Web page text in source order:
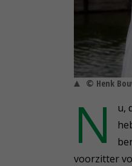
© Henk
N
u,
voorzitter